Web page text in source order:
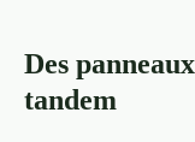
Des
tandem